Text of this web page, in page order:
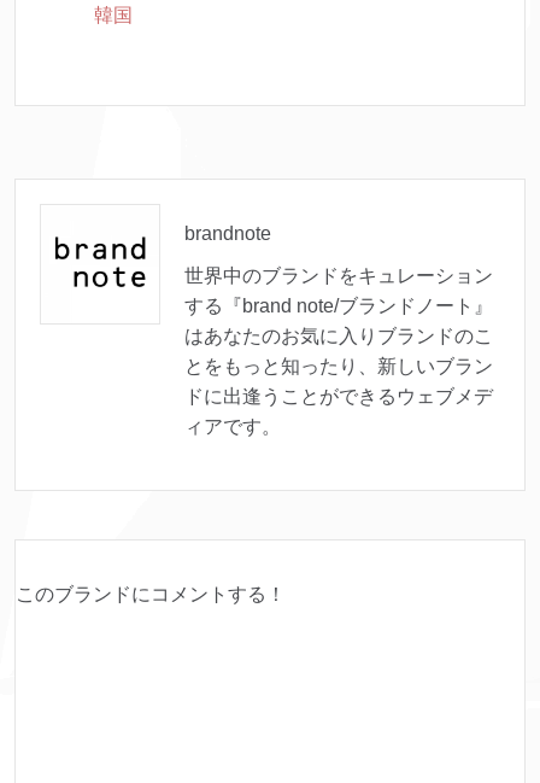
韓国
brandnote
世界中のブランドをキュレーション
する『brand note/ブランドノート』
はあなたのお気に入りブランドのこ
とをもっと知ったり、新しいブラン
ドに出逢うことができるウェブメデ
ィアです。
このブランドにコメントする！